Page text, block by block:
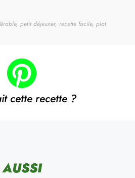
petit déjeuner, recette facile, plat
cette recette ?